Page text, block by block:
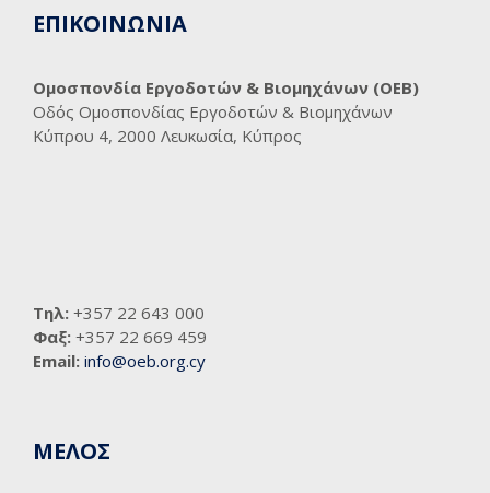
ΕΠΙΚΟΙΝΩΝΙΑ
Ομοσπονδία Εργοδοτών & Βιομηχάνων (ΟΕΒ)
Οδός Ομοσπονδίας Εργοδοτών & Βιομηχάνων
Κύπρου 4, 2000 Λευκωσία, Κύπρος
Τηλ: +357 22 643 000
Φαξ: +357 22 669 459
Email: info@oeb.org.cy
ΜΕΛΟΣ